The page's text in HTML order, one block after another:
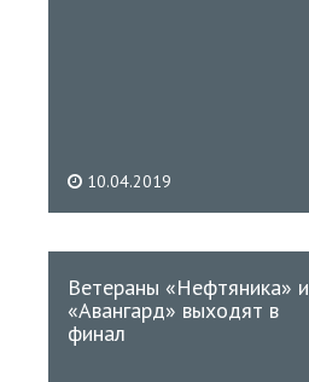
10.04.2019
Ветераны «Нефтяника» и
«Авангард» выходят в
финал